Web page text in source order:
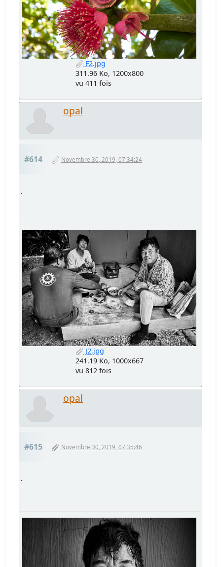
F2.jpg
311.96 Ko, 1200x800
vu 411 fois
opal
#614 Novembre 30, 2019, 07:34:24
.
J2.jpg
241.19 Ko, 1000x667
vu 812 fois
opal
#615 Novembre 30, 2019, 07:35:46
.